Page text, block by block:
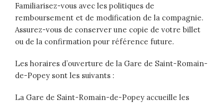
Familiarisez-vous avec les politiques de
remboursement et de modification de la compagnie.
Assurez-vous de conserver une copie de votre billet
ou de la confirmation pour référence future.
Les horaires d’ouverture de la Gare de Saint-Romain-
de-Popey sont les suivants :
La Gare de Saint-Romain-de-Popey accueille les